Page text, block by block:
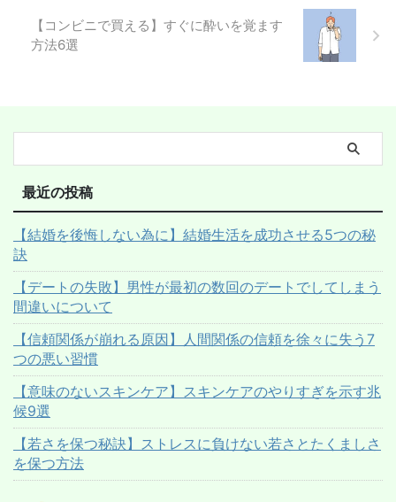
【コンビニで買える】すぐに酔いを覚ます
方法6選
最近の投稿
【結婚を後悔しない為に】結婚生活を成功させる5つの秘
訣
【デートの失敗】男性が最初の数回のデートでしてしまう
間違いについて
【信頼関係が崩れる原因】人間関係の信頼を徐々に失う7
つの悪い習慣
【意味のないスキンケア】スキンケアのやりすぎを示す兆
候9選
【若さを保つ秘訣】ストレスに負けない若さとたくましさ
を保つ方法